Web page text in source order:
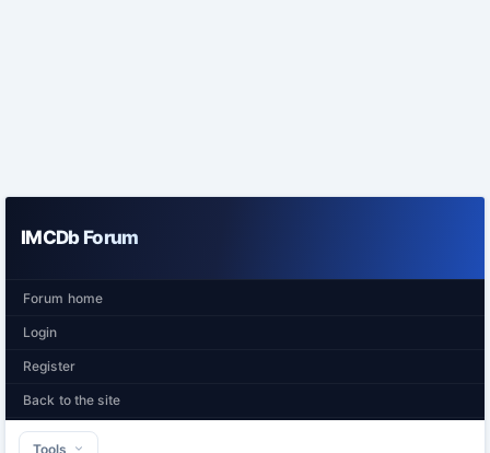
IMCDb Forum
Forum home
Login
Register
Back to the site
Tools